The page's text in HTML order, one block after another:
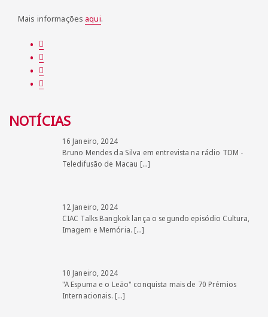
Mais informações aqui.
NOTÍCIAS
16 Janeiro, 2024
Bruno Mendes da Silva em entrevista na rádio TDM -
Teledifusão de Macau […]
12 Janeiro, 2024
CIAC Talks Bangkok lança o segundo episódio Cultura,
Imagem e Memória. […]
10 Janeiro, 2024
"A Espuma e o Leão" conquista mais de 70 Prémios
Internacionais. […]